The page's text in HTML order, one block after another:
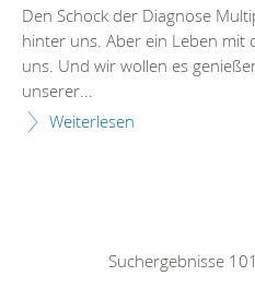
Den Schock der Diagnose
hinter uns. Aber ein Leben mit
uns. Und wir wollen es
unserer...
Weiterlesen
Suchergebnisse